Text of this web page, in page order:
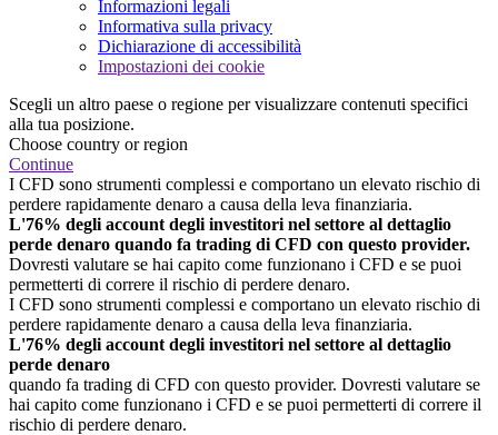
Informazioni legali
Informativa sulla privacy
Dichiarazione di accessibilità
Impostazioni dei cookie
Scegli un altro paese o regione per visualizzare contenuti specifici
alla tua posizione.
Choose country or region
Continue
I CFD sono strumenti complessi e comportano un elevato rischio di
perdere rapidamente denaro a causa della leva finanziaria.
L'76% degli account degli investitori nel settore al dettaglio
perde denaro quando fa trading di CFD con questo provider.
Dovresti valutare se hai capito come funzionano i CFD e se puoi
permetterti di correre il rischio di perdere denaro.
I CFD sono strumenti complessi e comportano un elevato rischio di
perdere rapidamente denaro a causa della leva finanziaria.
L'76% degli account degli investitori nel settore al dettaglio
perde denaro
quando fa trading di CFD con questo provider. Dovresti valutare se
hai capito come funzionano i CFD e se puoi permetterti di correre il
rischio di perdere denaro.